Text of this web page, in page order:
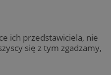
ich przedstawiciela, nie
się z tym zgadzamy,